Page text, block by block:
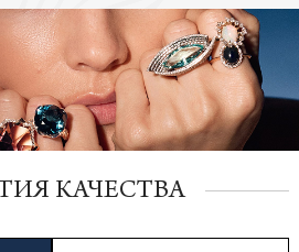
КАЧЕСТВА